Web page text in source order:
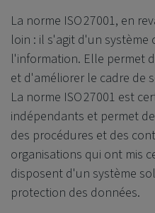
La norme ISO 27001, en
loin : il s'agit d'un
l'information. Elle permet
et d'améliorer le cadre de
La norme ISO 27001 est
indépendants et permet
des procédures et des
organisations qui ont mis
disposent d'un système
protection des données.